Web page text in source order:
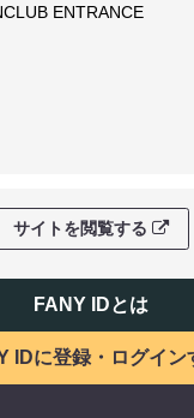
ENTRANCE
サイトを閲覧する
FANY IDとは
IDに登録・ログイン